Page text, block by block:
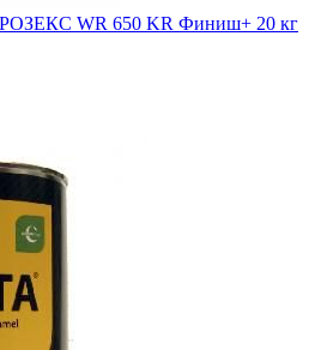
WR 650 KR Финиш+ 20 кг